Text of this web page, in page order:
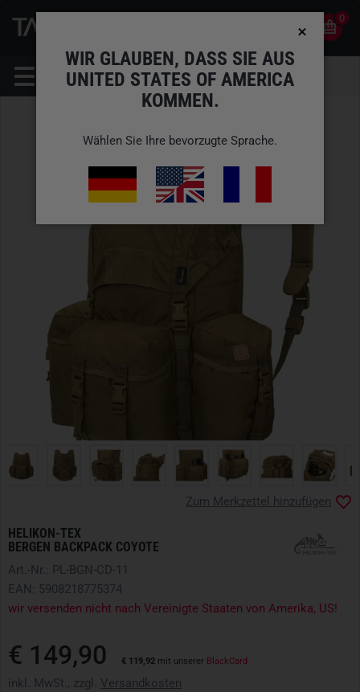
0
HELIKON-TEX
BERGEN BACKPACK COYOTE
Zum Merkzettel hinzufügen
Art.-Nr.: PL-BGN-CD-11
EAN: 5908218775374
wir versenden nicht nach Vereinigte Staaten von Amerika, US!
€ 149,90 € 119,92 mit unserer BlackCard
inkl. MwSt., zzgl. Versandkosten
WIR GLAUBEN, DASS SIE AUS
UNITED STATES OF AMERICA
KOMMEN.
Wählen Sie Ihre bevorzugte Sprache.